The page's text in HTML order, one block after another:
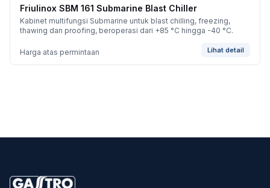
Friulinox SBM 161 Submarine Blast Chiller
Kabinet multifungsi Submarine untuk blast chilling, freezing,
thawing dan proofing, beroperasi dari +85 °C hingga -40 °C.
Harga atas permintaan Lihat detail